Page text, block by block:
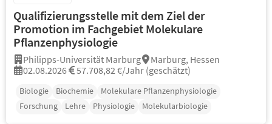
Qualifizierungsstelle mit dem Ziel der
Promotion im Fachgebiet Molekulare
Pflanzenphysiologie
Philipps-Universität Marburg
Marburg, Hessen
02.08.2026
57.708,82 €/Jahr (geschätzt)
Biologie Biochemie
Molekulare Pflanzenphysiologie
Forschung
Lehre Physiologie Molekularbiologie